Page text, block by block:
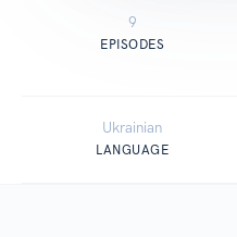
9
EPISODES
Ukrainian
LANGUAGE